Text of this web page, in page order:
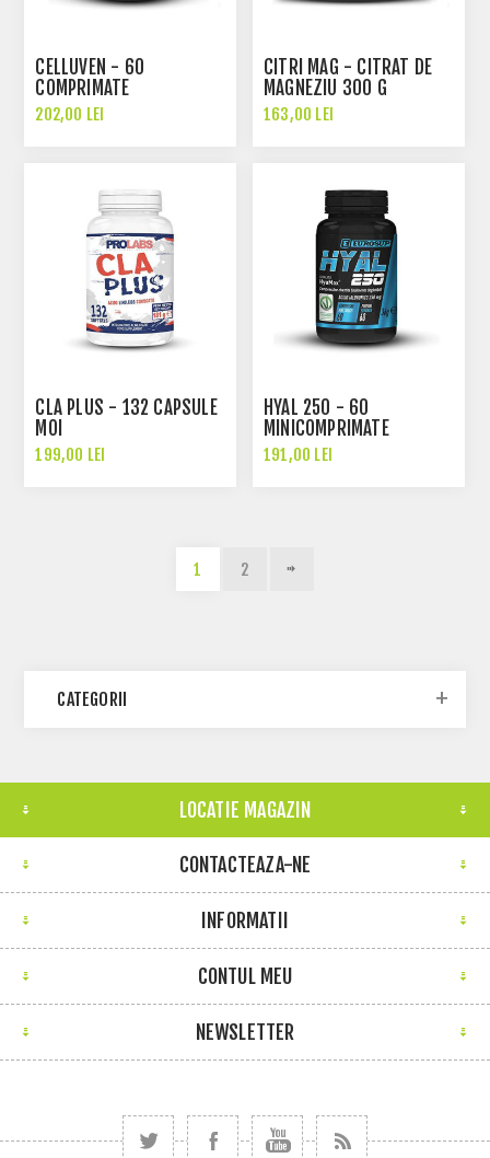
CELLUVEN - 60
COMPRIMATE
202,00 LEI
CITRI MAG - CITRAT DE
MAGNEZIU 300 G
163,00 LEI
CLA PLUS - 132 CAPSULE
MOI
199,00 LEI
HYAL 250 - 60
MINICOMPRIMATE
191,00 LEI
1 2
CATEGORII
LOCATIE MAGAZIN
CONTACTEAZA-NE
INFORMATII
CONTUL MEU
NEWSLETTER